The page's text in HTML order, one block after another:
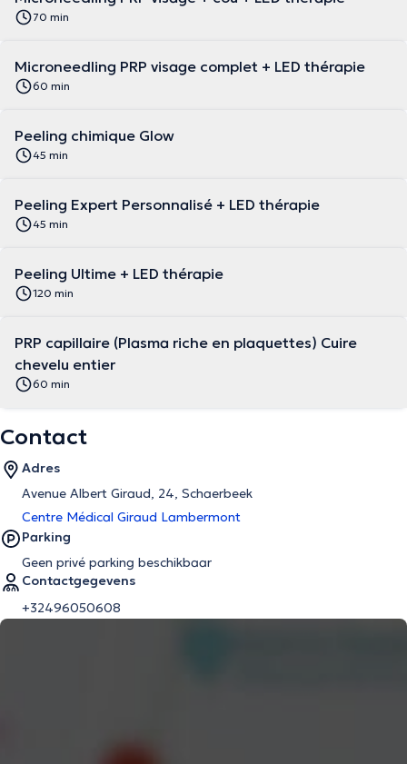
70 min
Microneedling PRP visage complet + LED thérapie
60 min
Peeling chimique Glow
45 min
Peeling Expert Personnalisé + LED thérapie
45 min
Peeling Ultime + LED thérapie
120 min
PRP capillaire (Plasma riche en plaquettes) Cuire
chevelu entier
60 min
Contact
Adres
Avenue Albert Giraud, 24, Schaerbeek
Centre Médical Giraud Lambermont
Parking
Geen privé parking beschikbaar
Contactgegevens
+32496050608